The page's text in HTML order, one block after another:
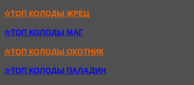
✫ТОП КОЛОДЫ ЖРЕЦ
✫ТОП КОЛОДЫ МАГ
✫ТОП КОЛОДЫ ОХОТНИК
✫ТОП КОЛОДЫ ПАЛАДИН